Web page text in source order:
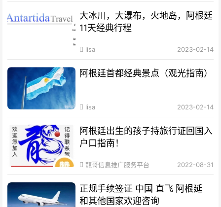
大冰川，大瀑布，火地岛，阿根廷
11天经典行程
lisa 2023-02-14
阿根廷首都经典景点（观光指南）
lisa 2023-02-14
阿根廷出生的孩子持旅行证回国入
户口指南！
龍哥信息推广服务平台 2022-08-31
正规手续签证 中国 直飞 阿根延
和其他国家欢迎咨询